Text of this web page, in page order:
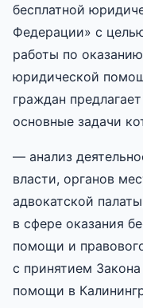
бесплатной
Федерации» с
работы по
юридической
граждан
основные задачи
— анализ
власти, органов
адвокатской
в сфере оказания
помощи и
с принятием
помощи в